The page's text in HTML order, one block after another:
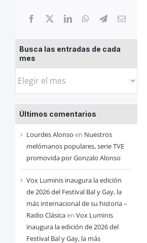
Busca las entradas de cada
mes
Busca
entradas
de
cada
mes
Últimos comentarios
Lourdes Alonso en Nuestros
melómanos populares, serie TVE
promovida por Gonzalo Alonso
Vox Luminis inaugura la edición
de 2026 del Festival Bal y Gay, la
más internacional de su historia –
Radio Clásicaen Vox Luminis
inaugura la edición de 2026 del
Festival Bal y Gay, la más